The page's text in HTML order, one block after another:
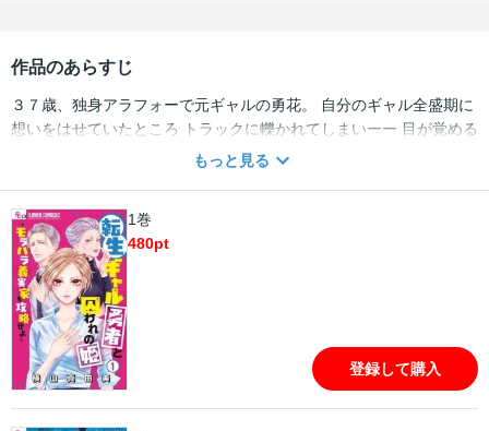
作品のあらすじ
３７歳、独身アラフォーで元ギャルの勇花。 自分のギャル全盛期に
想いをはせていたところ トラックに轢かれてしまいーー 目が覚める
と １９歳のピチピチ人妻に転生していた！！ 最高の人生やり直し
明るく楽しくモラハラを爽快フルボッコ★ 『ギャリズム』の横山真
由美が描く 嫁姑バトル×平成ギャル×転生の新感覚コメディ開幕で
す！
もっと見る
1巻
480pt
登録して購入